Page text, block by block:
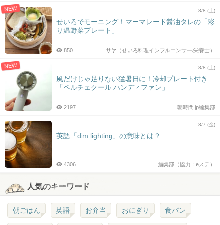
NEW 8/8 (土)
せいろでモーニング！マーマレード醤油タレの「彩
り温野菜プレート」
サヤ（せいろ料理インフルエンサー/栄養士）
850
NEW 8/8 (土)
風だけじゃ足りない猛暑日に！冷却プレート付き
「ペルチェクール ハンディファン」
朝時間.jp編集部
2197
8/7 (金)
英語「dim lighting」の意味とは？
編集部（協力：eステ）
4306
人気のキーワード
朝ごはん 英語 お弁当 おにぎり 食パン